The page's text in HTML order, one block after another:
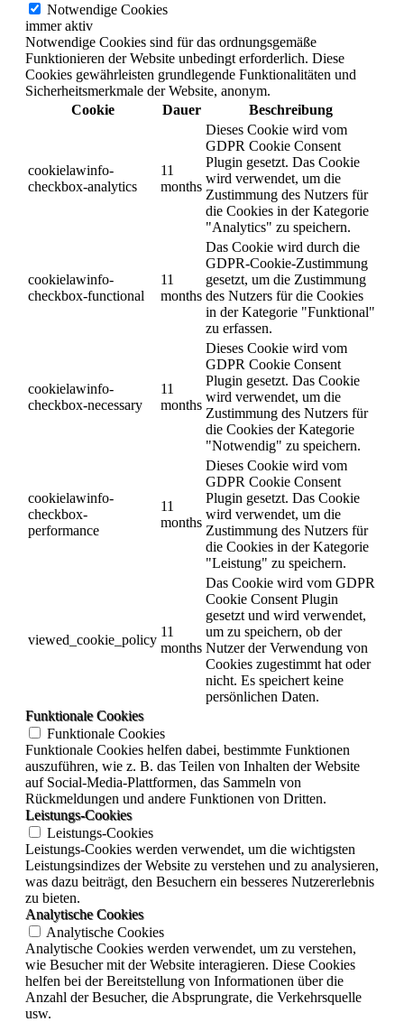
Notwendige Cookies
immer aktiv
Notwendige Cookies sind für das ordnungsgemäße
Funktionieren der Website unbedingt erforderlich. Diese
Cookies gewährleisten grundlegende Funktionalitäten und
Sicherheitsmerkmale der Website, anonym.
Cookie
Dauer Beschreibung
cookielawinfo-
checkbox-analytics
11
months
Dieses Cookie wird vom
GDPR Cookie Consent
Plugin gesetzt. Das Cookie
wird verwendet, um die
Zustimmung des Nutzers für
die Cookies in der Kategorie
"Analytics" zu speichern.
cookielawinfo-
checkbox-functional
11
months
Das Cookie wird durch die
GDPR-Cookie-Zustimmung
gesetzt, um die Zustimmung
des Nutzers für die Cookies
in der Kategorie "Funktional"
zu erfassen.
cookielawinfo-
checkbox-necessary
11
months
Dieses Cookie wird vom
GDPR Cookie Consent
Plugin gesetzt. Das Cookie
wird verwendet, um die
Zustimmung des Nutzers für
die Cookies der Kategorie
"Notwendig" zu speichern.
cookielawinfo-
checkbox-
performance
11
months
Dieses Cookie wird vom
GDPR Cookie Consent
Plugin gesetzt. Das Cookie
wird verwendet, um die
Zustimmung des Nutzers für
die Cookies in der Kategorie
"Leistung" zu speichern.
viewed_cookie_policy
11
months
Das Cookie wird vom GDPR
Cookie Consent Plugin
gesetzt und wird verwendet,
um zu speichern, ob der
Nutzer der Verwendung von
Cookies zugestimmt hat oder
nicht. Es speichert keine
persönlichen Daten.
Funktionale Cookies
Funktionale Cookies
Funktionale Cookies helfen dabei, bestimmte Funktionen
auszuführen, wie z. B. das Teilen von Inhalten der Website
auf Social-Media-Plattformen, das Sammeln von
Rückmeldungen und andere Funktionen von Dritten.
Leistungs-Cookies
Leistungs-Cookies
Leistungs-Cookies werden verwendet, um die wichtigsten
Leistungsindizes der Website zu verstehen und zu analysieren,
was dazu beiträgt, den Besuchern ein besseres Nutzererlebnis
zu bieten.
Analytische Cookies
Analytische Cookies
Analytische Cookies werden verwendet, um zu verstehen,
wie Besucher mit der Website interagieren. Diese Cookies
helfen bei der Bereitstellung von Informationen über die
Anzahl der Besucher, die Absprungrate, die Verkehrsquelle
usw.